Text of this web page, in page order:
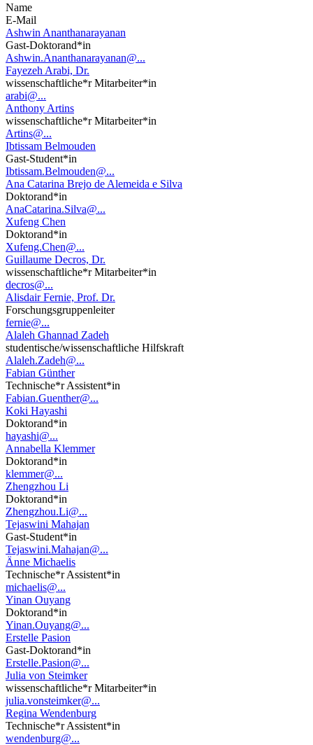
Name
E-Mail
Ashwin Ananthanarayanan
Gast-Doktorand*in
Ashwin.Ananthanarayanan@...
Fayezeh Arabi, Dr.
wissenschaftliche*r Mitarbeiter*in
arabi@...
Anthony Artins
wissenschaftliche*r Mitarbeiter*in
Artins@...
Ibtissam Belmouden
Gast-Student*in
Ibtissam.Belmouden@...
Ana Catarina Brejo de Alemeida e Silva
Doktorand*in
AnaCatarina.Silva@...
Xufeng Chen
Doktorand*in
Xufeng.Chen@...
Guillaume Decros, Dr.
wissenschaftliche*r Mitarbeiter*in
decros@...
Alisdair Fernie, Prof. Dr.
Forschungsgruppenleiter
fernie@...
Alaleh Ghannad Zadeh
studentische/wissenschaftliche Hilfskraft
Alaleh.Zadeh@...
Fabian Günther
Technische*r Assistent*in
Fabian.Guenther@...
Koki Hayashi
Doktorand*in
hayashi@...
Annabella Klemmer
Doktorand*in
klemmer@...
Zhengzhou Li
Doktorand*in
Zhengzhou.Li@...
Tejaswini Mahajan
Gast-Student*in
Tejaswini.Mahajan@...
Änne Michaelis
Technische*r Assistent*in
michaelis@...
Yinan Ouyang
Doktorand*in
Yinan.Ouyang@...
Erstelle Pasion
Gast-Doktorand*in
Erstelle.Pasion@...
Julia von Steimker
wissenschaftliche*r Mitarbeiter*in
julia.vonsteimker@...
Regina Wendenburg
Technische*r Assistent*in
wendenburg@...